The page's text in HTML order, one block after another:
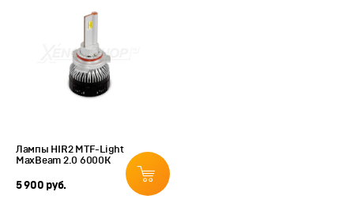
Лампы HIR2 MTF-Light
MaxBeam 2.0 6000К
5 900 руб.